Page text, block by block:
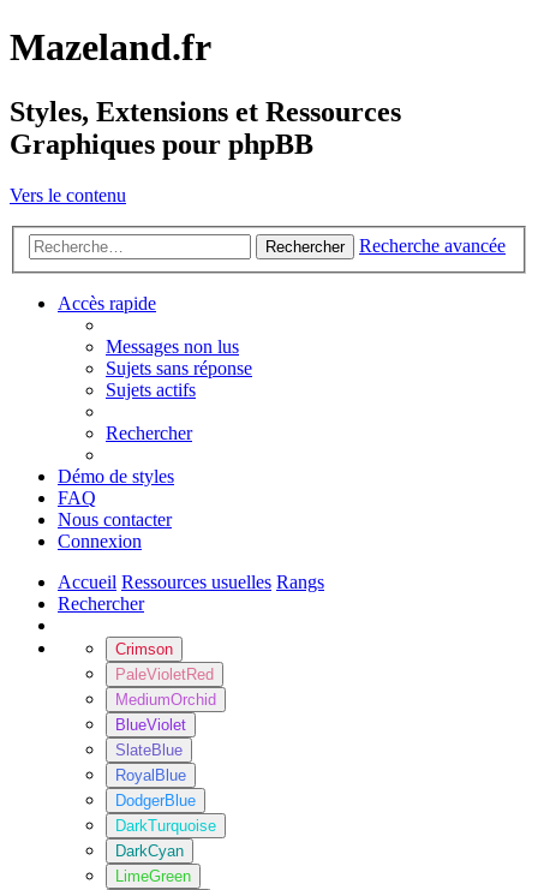
Mazeland.fr
Styles, Extensions et Ressources
Graphiques pour phpBB
Vers le contenu
Rechercher Recherche avancée
Accès rapide
Messages non lus
Sujets sans réponse
Sujets actifs
Rechercher
Démo de styles
FAQ
Nous contacter
Connexion
Accueil Ressources usuelles Rangs
Rechercher
Crimson
PaleVioletRed
MediumOrchid
BlueViolet
SlateBlue
RoyalBlue
DodgerBlue
DarkTurquoise
DarkCyan
LimeGreen